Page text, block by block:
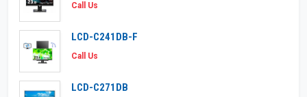
Call Us
LCD-C241DB-F
Call Us
LCD-C271DB